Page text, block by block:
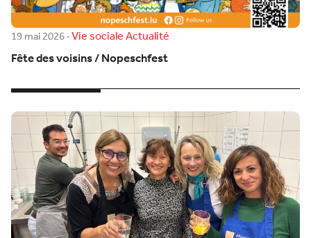
19 mai 2026·Vie socialeActualité
Fête des voisins / Nopeschfest